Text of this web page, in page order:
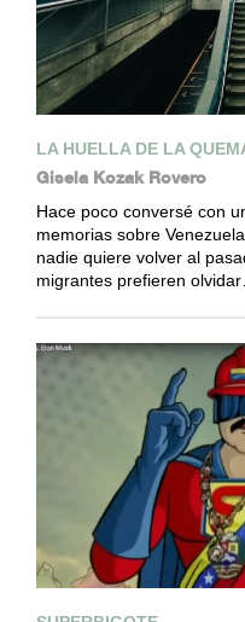
LA HUELLA DE LA
Gisela Kozak Rovero
Hace poco conversé con
memorias sobre
nadie quiere volver al
migrantes prefieren